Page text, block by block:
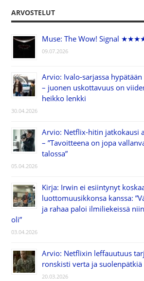
ARVOSTELUT
Muse: The Wow! Signal
09.07.2026
Arvio: Ivalo-sarjassa
– juonen uskottavuus on
heikko lenkki
30.04.2026
Arvio: Netflix-hitin jatkokausi
– ”Tavoitteena on jopa
talossa”
05.04.2026
Kirja: Irwin ei esiintynyt
luottomuusikkonsa kanssa:
ja rahaa paloi ilmiliekeissä
oli”
03.04.2026
Arvio: Netflixin leffauutuus
ronskisti verta ja suolenpätkiä
20.03.2026